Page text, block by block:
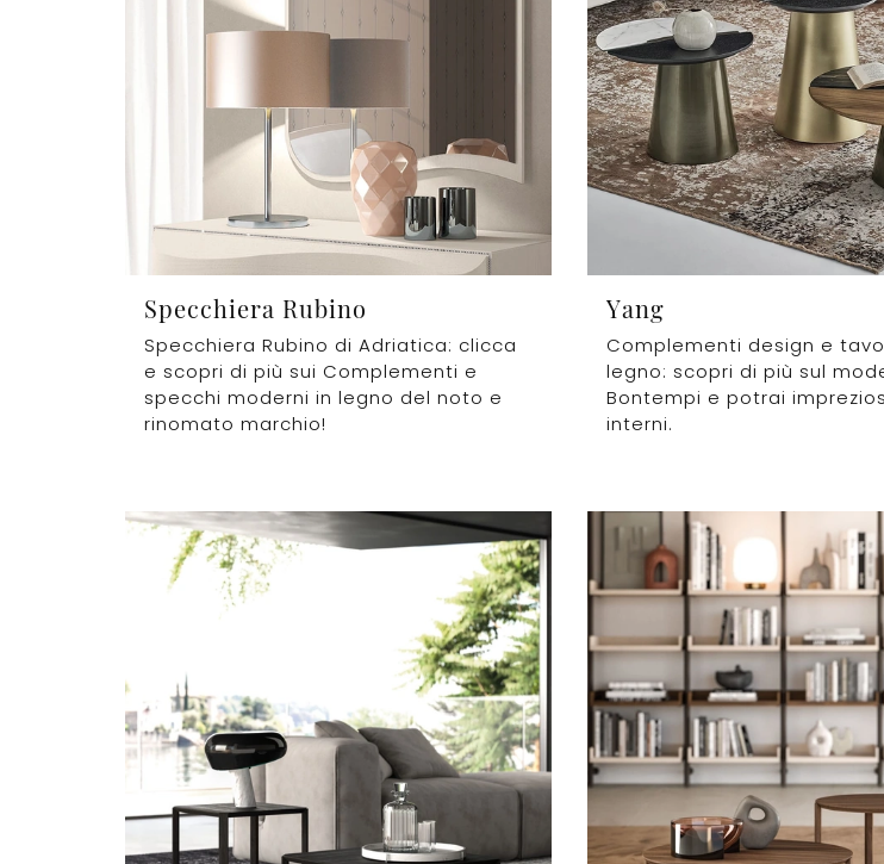
Specchiera Rubino
Specchiera Rubino di Adriatica: clicca
e scopri di più sui Complementi e
specchi moderni in legno del noto e
rinomato marchio!
Yang
Complementi design e
legno: scopri di più sul
Bontempi e potrai
interni.